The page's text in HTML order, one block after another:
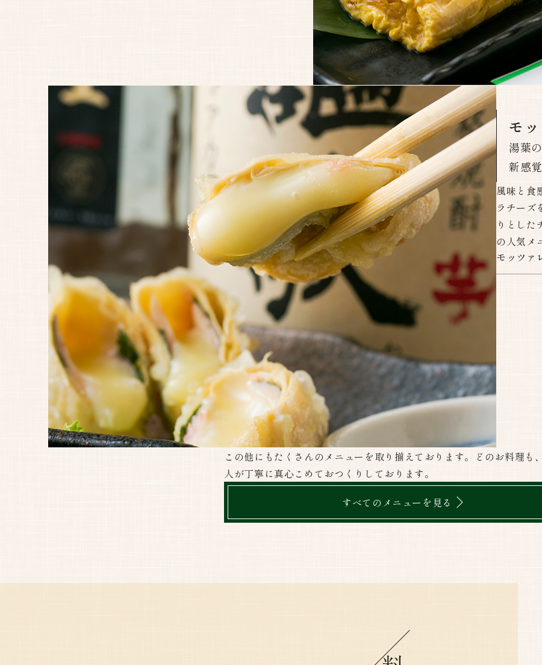
モ
湯葉
新感
風味と食
ラチーズ
りとした
の人気メ
モッツァ
この他にもたくさんのメニューを取り揃えております。どのお料理も
人が丁寧に真心こめておつくりしております。
すべてのメニューを見る